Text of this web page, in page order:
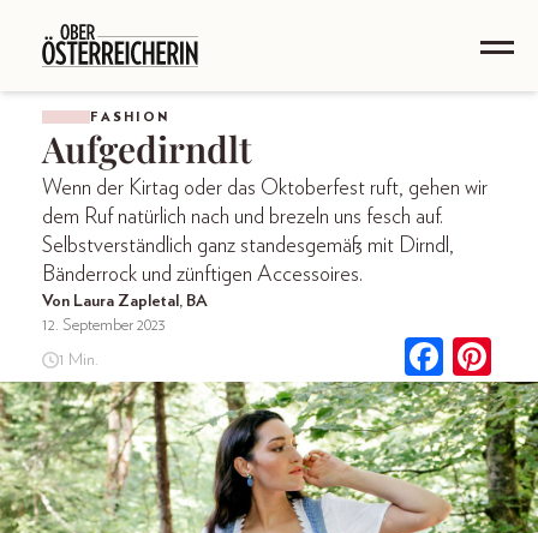
FASHION
Aufgedirndlt
Wenn der Kirtag oder das Oktoberfest ruft, gehen wir
dem Ruf natürlich nach und brezeln uns fesch auf.
Selbstverständlich ganz standesgemäß mit Dirndl,
Bänderrock und zünftigen Accessoires.
Von Laura Zapletal, BA
12. September 2023
1 Min.